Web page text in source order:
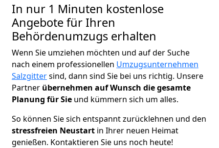
In nur 1 Minuten kostenlose
Angebote für Ihren
Behördenumzugs erhalten
Wenn Sie umziehen möchten und auf der Suche
nach einem professionellen Umzugsunternehmen
Salzgittersind, dann sind Sie bei uns richtig. Unsere
Partner übernehmen auf Wunsch die gesamte
Planung für Sie und kümmern sich um alles.
So können Sie sich entspannt zurücklehnen und den
stressfreien Neustart in Ihrer neuen Heimat
genießen. Kontaktieren Sie uns noch heute!